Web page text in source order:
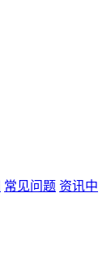
常见问题 资讯中